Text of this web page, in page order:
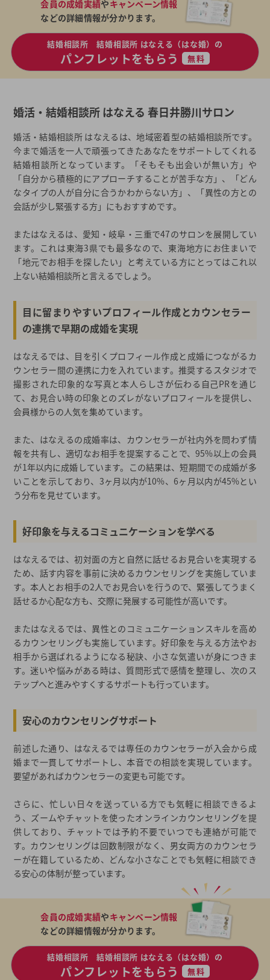
会員の成婚実績やキャンペーン情報
などの詳細情報が分かります。
結婚相談所 結婚相談所 はなえる（はな婚）の
パンフレットをもらう 無料
婚活・結婚相談所 はなえる 春日井勝川サロン
婚活・結婚相談所 はなえるは、地域密着型の結婚相談所です。
今まで婚活を一人で頑張ってきたあなたをサポートしてくれる
結婚相談所となっています。「そもそも出会いが無い方」や
「自分から積極的にアプローチすることが苦手な方」、「どん
なタイプの人が自分に合うかわからない方」、「異性の方との
会話が少し緊張する方」にもおすすめです。
またはなえるは、愛知・岐阜・三重で47のサロンを展開してい
ます。これは東海3県でも最多なので、東海地方にお住まいで
「地元でお相手を探したい」と考えている方にとってはこれ以
上ない結婚相談所と言えるでしょう。
目に留まりやすいプロフィール作成とカウンセラー
の連携で早期の成婚を実現
はなえるでは、目を引くプロフィール作成と成婚につながるカ
ウンセラー間の連携に力を入れています。推奨するスタジオで
撮影された印象的な写真と本人らしさが伝わる自己PRを通じ
て、お見合い時の印象とのズレがないプロフィールを提供し、
会員様からの人気を集めています。
また、はなえるの成婚率は、カウンセラーが社内外を問わず情
報を共有し、適切なお相手を提案することで、95%以上の会員
が1年以内に成婚しています。この結果は、短期間での成婚が多
いことを示しており、3ヶ月以内が10%、6ヶ月以内が45%とい
う分布を見せています。
好印象を与えるコミュニケーションを学べる
はなえるでは、初対面の方と自然に話せるお見合いを実現する
ため、話す内容を事前に決めるカウンセリングを実施していま
す。本人とお相手の2人でお見合いを行うので、緊張してうまく
話せるか心配な方も、交際に発展する可能性が高いです。
またはなえるでは、異性とのコミュニケーションスキルを高め
るカウンセリングも実施しています。好印象を与える方法やお
相手から選ばれるようになる秘訣、小さな気遣いが身につきま
す。迷いや悩みがある時は、質問形式で感情を整理し、次のス
テップへと進みやすくするサポートも行っています。
安心のカウンセリングサポート
前述した通り、はなえるでは専任のカウンセラーが入会から成
婚まで一貫してサポートし、本音での相談を実現しています。
要望があればカウンセラーの変更も可能です。
さらに、忙しい日々を送っている方でも気軽に相談できるよ
う、ズームやチャットを使ったオンラインカウンセリングを提
供しており、チャットでは予約不要でいつでも連絡が可能で
す。カウンセリングは回数制限がなく、男女両方のカウンセラ
ーが在籍しているため、どんな小さなことでも気軽に相談でき
る安心の体制が整っています。
会員の成婚実績やキャンペーン情報
などの詳細情報が分かります。
結婚相談所 結婚相談所 はなえる（はな婚）の
パンフレットをもらう 無料